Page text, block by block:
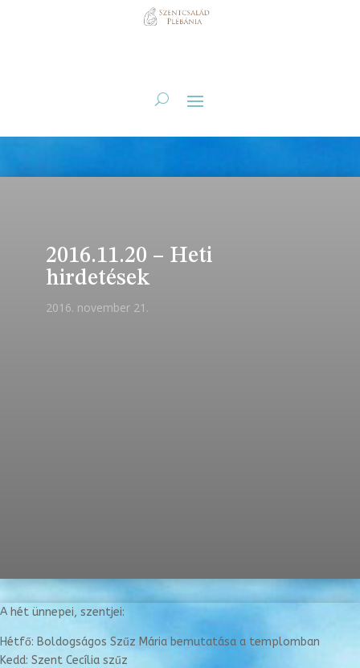
2016.11.20 – Heti
hirdetések
2016. november 21.
A hét ünnepei, szentjei:
Hétfő: Boldogságos Szűz Mária bemutatása a templomban
Kedd: Szent Cecília szűz